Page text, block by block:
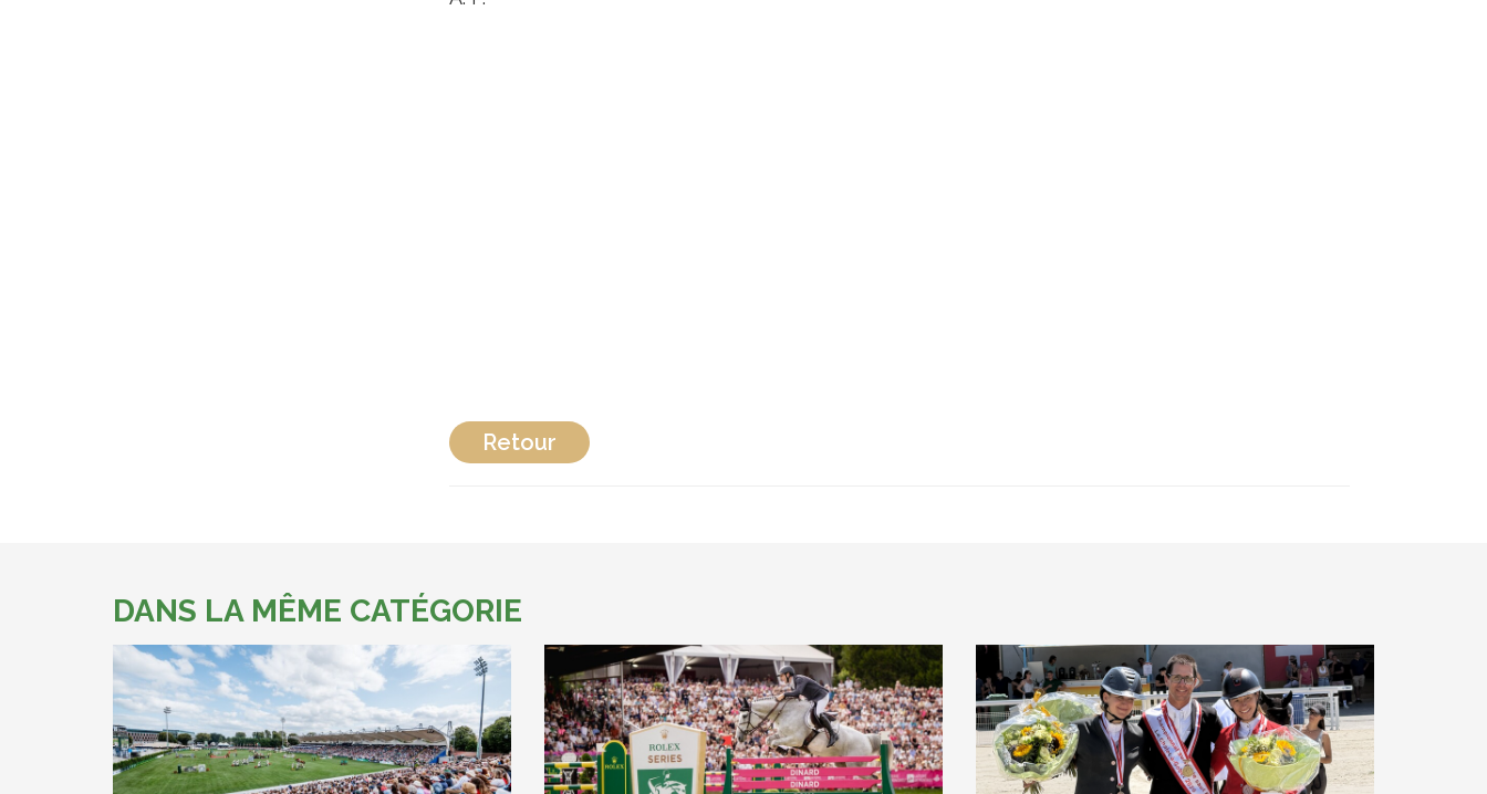
Retour
DANS LA MÊME CATÉGORIE